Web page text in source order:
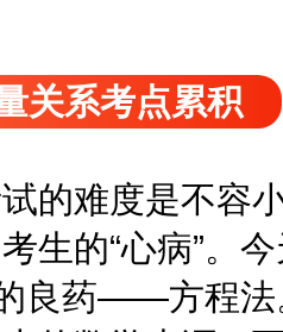
关系考点累积
难度是不容小
生的“心病”。
良药——方程